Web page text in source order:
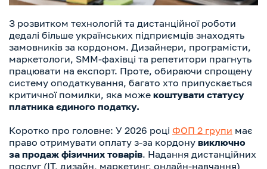
З розвитком технологій та дистанційної роботи
дедалі більше українських підприємців знаходять
замовників за кордоном. Дизайнери, програмісти,
маркетологи, SMM-фахівці та репетитори прагнуть
працювати на експорт. Проте, обираючи спрощену
систему оподаткування, багато хто припускається
критичної помилки, яка може коштувати статусу
платника єдиного податку.
Коротко про головне: У 2026 році ФОП 2 групи має
право отримувати оплату з-за кордону виключно
за продаж фізичних товарів. Надання дистанційних
послуг (IT, дизайн, маркетинг, онлайн-навчання)